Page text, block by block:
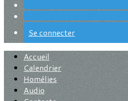
Se connecter
Accueil
Calendrier
Homélies
Audio